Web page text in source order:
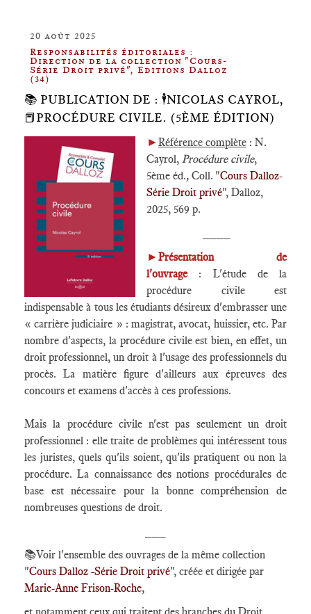
20 août 2025
Responsabilités éditoriales :
Direction de la collection "Cours-
Série Droit privé", Editions Dalloz
(34)
📚 PUBLICATION DE : 🕴️NICOLAS CAYROL,
📕PROCÉDURE CIVILE. (5ÈME ÉDITION)
► Référence complète : N.
Cayrol, Procédure civile,
5ème éd., Coll. "Cours Dalloz-
Série Droit privé", Dalloz,
2025, 569 p.
► Présentation de
l'ouvrage: L'étude de la
procédure civile est
indispensable à tous les étudiants désireux d'embrasser une
« carrière judiciaire » : magistrat, avocat, huissier, etc. Par
nombre d'aspects, la procédure civile est bien, en effet, un
droit professionnel, un droit à l'usage des professionnels du
procès. La matière figure d'ailleurs aux épreuves des
concours et examens d'accès à ces professions.
Mais la procédure civile n'est pas seulement un droit
professionnel : elle traite de problèmes qui intéressent tous
les juristes, quels qu'ils soient, qu'ils pratiquent ou non la
procédure. La connaissance des notions procédurales de
base est nécessaire pour la bonne compréhension de
nombreuses questions de droit.
📚Voir l'ensemble des ouvrages de la même collection
"Cours Dalloz -Série Droit privé", créée et dirigée par
Marie-Anne Frison-Roche,